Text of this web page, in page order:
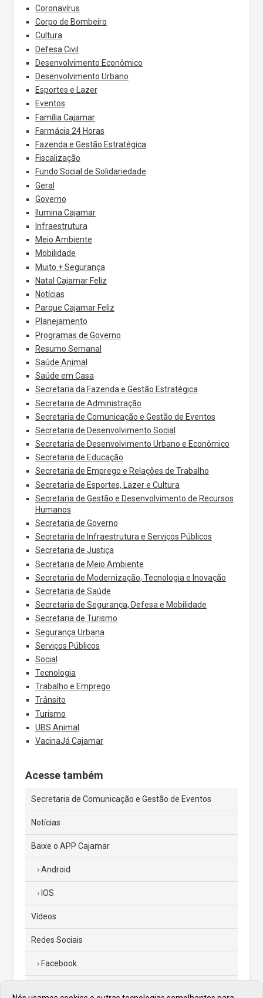
Coronavírus
Corpo de Bombeiro
Cultura
Defesa Civil
Desenvolvimento Econômico
Desenvolvimento Urbano
Esportes e Lazer
Eventos
Família Cajamar
Farmácia 24 Horas
Fazenda e Gestão Estratégica
Fiscalização
Fundo Social de Solidariedade
Geral
Governo
Ilumina Cajamar
Infraestrutura
Meio Ambiente
Mobilidade
Muito + Segurança
Natal Cajamar Feliz
Notícias
Parque Cajamar Feliz
Planejamento
Programas de Governo
Resumo Semanal
Saúde Animal
Saúde em Casa
Secretaria da Fazenda e Gestão Estratégica
Secretaria de Administração
Secretaria de Comunicação e Gestão de Eventos
Secretaria de Desenvolvimento Social
Secretaria de Desenvolvimento Urbano e Econômico
Secretaria de Educação
Secretaria de Emprego e Relações de Trabalho
Secretaria de Esportes, Lazer e Cultura
Secretaria de Gestão e Desenvolvimento de Recursos
Humanos
Secretaria de Governo
Secretaria de Infraestrutura e Serviços Públicos
Secretaria de Justiça
Secretaria de Meio Ambiente
Secretaria de Modernização, Tecnologia e Inovação
Secretaria de Saúde
Secretaria de Segurança, Defesa e Mobilidade
Secretaria de Turismo
Segurança Urbana
Serviços Públicos
Social
Tecnologia
Trabalho e Emprego
Trânsito
Turismo
UBS Animal
VacinaJá Cajamar
Acesse também
Secretaria de Comunicação e Gestão de Eventos
Notícias
Baixe o APP Cajamar
Android
IOS
Vídeos
Redes Sociais
Facebook